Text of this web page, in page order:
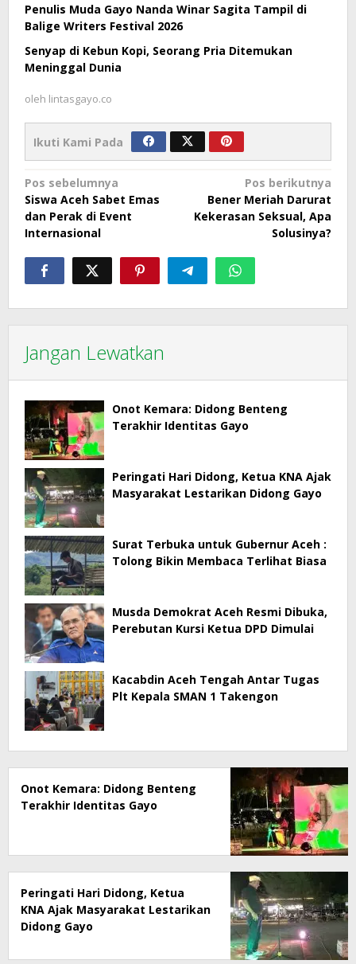
Penulis Muda Gayo Nanda Winar Sagita Tampil di
Balige Writers Festival 2026
Senyap di Kebun Kopi, Seorang Pria Ditemukan
Meninggal Dunia
oleh lintasgayo.co
Ikuti Kami Pada
Navigasi
pos
Pos sebelumnya
Siswa Aceh Sabet Emas
dan Perak di Event
Internasional
Pos berikutnya
Bener Meriah Darurat
Kekerasan Seksual, Apa
Solusinya?
Jangan Lewatkan
Onot Kemara: Didong Benteng
Terakhir Identitas Gayo
Peringati Hari Didong, Ketua KNA Ajak
Masyarakat Lestarikan Didong Gayo
Surat Terbuka untuk Gubernur Aceh :
Tolong Bikin Membaca Terlihat Biasa
Musda Demokrat Aceh Resmi Dibuka,
Perebutan Kursi Ketua DPD Dimulai
Kacabdin Aceh Tengah Antar Tugas
Plt Kepala SMAN 1 Takengon
Onot Kemara: Didong Benteng
Terakhir Identitas Gayo
Peringati Hari Didong, Ketua
KNA Ajak Masyarakat Lestarikan
Didong Gayo